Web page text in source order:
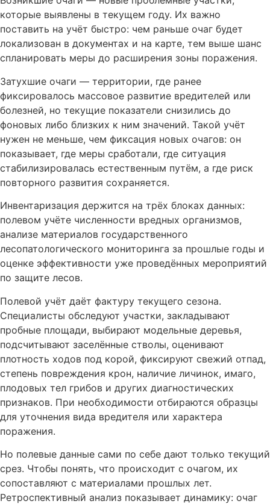
которые выявлены в текущем году. Их важно
поставить на учёт быстро: чем раньше очаг будет
локализован в документах и на карте, тем выше шанс
спланировать меры до расширения зоны поражения.
Затухшие очаги — территории, где ранее
фиксировалось массовое развитие вредителей или
болезней, но текущие показатели снизились до
фоновых либо близких к ним значений. Такой учёт
нужен не меньше, чем фиксация новых очагов: он
показывает, где меры сработали, где ситуация
стабилизировалась естественным путём, а где риск
повторного развития сохраняется.
Инвентаризация держится на трёх блоках данных:
полевом учёте численности вредных организмов,
анализе материалов государственного
лесопатологического мониторинга за прошлые годы и
оценке эффективности уже проведённых мероприятий
по защите лесов.
Полевой учёт даёт фактуру текущего сезона.
Специалисты обследуют участки, закладывают
пробные площади, выбирают модельные деревья,
подсчитывают заселённые стволы, оценивают
плотность ходов под корой, фиксируют свежий отпад,
степень повреждения крон, наличие личинок, имаго,
плодовых тел грибов и других диагностических
признаков. При необходимости отбираются образцы
для уточнения вида вредителя или характера
поражения.
Но полевые данные сами по себе дают только текущий
срез. Чтобы понять, что происходит с очагом, их
сопоставляют с материалами прошлых лет.
Ретроспективный анализ показывает динамику: очаг